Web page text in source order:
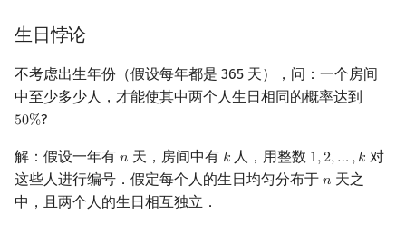
生日悖论
不考虑出生年份（假设每年都是 365 天），问：一个房间
中至少多少人，才能使其中两个人生日相同的概率达到
50%
50%?
解：假设一年有 𝑛
n 天，房间中有 𝑘
k人，用整数 1,2,… ,𝑘
1,2,…,k
对
这些人进行编号．假定每个人的生日均匀分布于 𝑛
n 天之
中，且两个人的生日相互独立．